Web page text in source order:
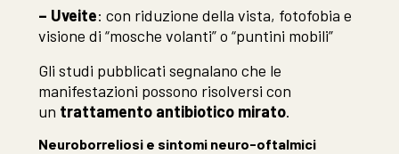
– Uveite: con riduzione della vista, fotofobia e
visione di “mosche volanti” o “puntini mobili”
Gli studi pubblicati segnalano che le
manifestazioni possono risolversi con
un trattamento antibiotico mirato.
Neuroborreliosi e sintomi neuro-oftalmici